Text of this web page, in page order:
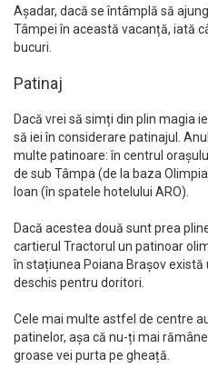
Așadar, dacă se întâmplă să
Tâmpei în această vacanță, iată
bucuri.
Patinaj
Dacă vrei să simți din plin magia
să iei în considerare patinajul.
multe patinoare: în centrul
de sub Tâmpa (de la baza
Ioan (în spatele hotelului ARO).
Dacă acestea două sunt prea
cartierul Tractorul un patinoar
în stațiunea Poiana Brașov
deschis pentru doritori.
Cele mai multe astfel de centre
patinelor, așa că nu-ți mai
groase vei purta pe gheață.